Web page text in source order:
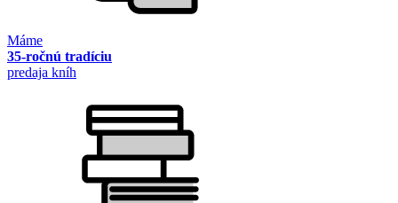
Máme
35-ročnú tradíciu
predaja kníh